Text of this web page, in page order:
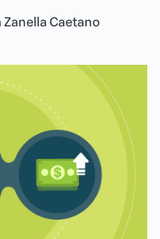
Zanella Caetano